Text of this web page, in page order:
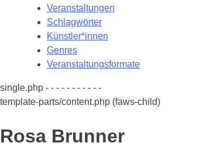
Veranstaltungen
Schlagwörter
Künstler*innen
Genres
Veranstaltungsformate
single.php - - - - - - - - - - -
template-parts/content.php (faws-child)
Rosa Brunner